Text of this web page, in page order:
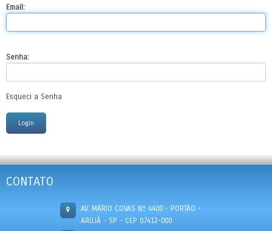
Email:
Senha:
Esqueci a Senha
CONTATO
AV. MÁRIO COVAS Nº 4400 - PORTÃO -
ARUJÁ - SP - CEP 07412-000